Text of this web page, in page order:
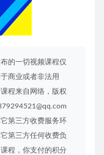
的一切视频课程仅
商业或者非法用
程来自网络，版权
第三方收费服务环
第三方任何收费负
程，你支付的积分